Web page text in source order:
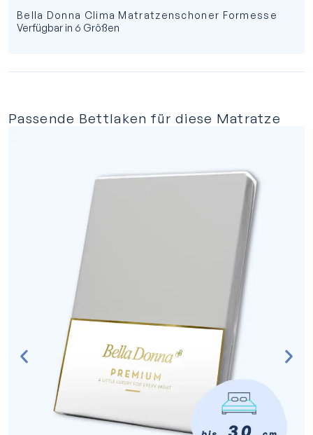
Bella Donna Clima Matratzenschoner Formesse
Verfügbar in 6 Größen
Passende Bettlaken für diese Matratze